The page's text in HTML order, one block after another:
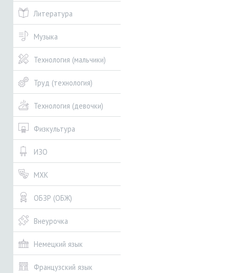
Литература
Музыка
Технология (мальчики)
Труд (технология)
Технология (девочки)
Физкультура
ИЗО
МХК
ОБЗР (ОБЖ)
Внеурочка
Немецкий язык
Французский язык